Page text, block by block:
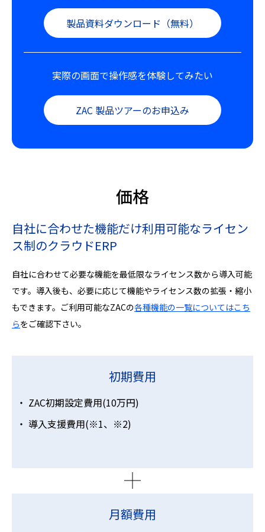
製品資料ダウンロード（無料）
実際の画面で操作感を体験してみたい
ZAC 製品ツアーのお申込み
価格
自社に合わせた機能だけ利用可能なライセン
ス制のクラウドERP
自社に合わせて必要な機能を最低限なライセンス数から導入可能
です。導入後も、必要に応じて機能やライセンス数の拡張・縮小
もできます。ご利用可能なZACの各種機能の一覧についてはこち
らをご確認下さい。
初期費用
ZAC初期設定費用(10万円)
導入支援費用(※1、※2)
月額費用